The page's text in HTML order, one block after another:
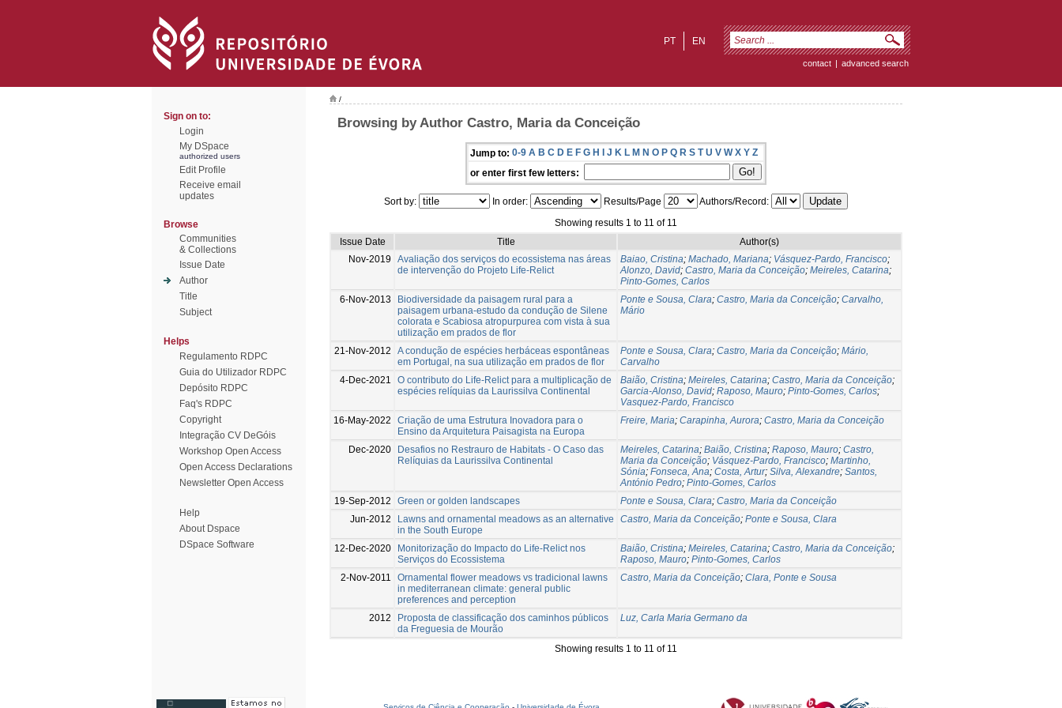
EN
PT
contact | advanced search
Sign on to:
Login
My DSpace
authorized users
Edit Profile
Receive email
updates
Browse
Communities
& Collections
Issue Date
Author
Title
Subject
Helps
Regulamento RDPC
Guia do Utilizador RDPC
Depósito RDPC
Faq's RDPC
Copyright
Integração CV DeGóis
Workshop Open Access
Open Access Declarations
Newsletter Open Access
Help
About Dspace
DSpace Software
/
Browsing by Author Castro, Maria da Conceição
Jump to: 0-9 A B C D E F G H I J K L M N O P Q R S T U V W X Y Z
or enter first few letters:
Sort by: In order: Results/Page
Authors/Record:
Showing results 1 to 11 of 11
Issue Date
Title
Author(s)
Nov-2019
Avaliação dos serviços do ecossistema nas áreas
de intervenção do Projeto Life-Relict
Baiao, Cristina; Machado, Mariana; Vásquez-Pardo, Francisco;
Alonzo, David; Castro, Maria da Conceição; Meireles, Catarina;
Pinto-Gomes, Carlos
6-Nov-2013
Biodiversidade da paisagem rural para a
paisagem urbana-estudo da condução de Silene
colorata e Scabiosa atropurpurea com vista à sua
utilização em prados de flor
Ponte e Sousa, Clara; Castro, Maria da Conceição; Carvalho,
Mário
21-Nov-2012
A condução de espécies herbáceas espontâneas
em Portugal, na sua utilização em prados de flor
Ponte e Sousa, Clara; Castro, Maria da Conceição; Mário,
Carvalho
4-Dec-2021
O contributo do Life-Relict para a multiplicação de
espécies relíquias da Laurissilva Continental
Baião, Cristina; Meireles, Catarina; Castro, Maria da Conceição;
Garcia-Alonso, David; Raposo, Mauro; Pinto-Gomes, Carlos;
Vasquez-Pardo, Francisco
16-May-2022
Criação de uma Estrutura Inovadora para o
Ensino da Arquitetura Paisagista na Europa
Freire, Maria; Carapinha, Aurora; Castro, Maria da Conceição
Dec-2020
Desafios no Restrauro de Habitats - O Caso das
Relíquias da Laurissilva Continental
Meireles, Catarina; Baião, Cristina; Raposo, Mauro; Castro,
Maria da Conceição; Vásquez-Pardo, Francisco; Martinho,
Sónia; Fonseca, Ana; Costa, Artur; Silva, Alexandre; Santos,
António Pedro; Pinto-Gomes, Carlos
19-Sep-2012
Green or golden landscapes Ponte e Sousa, Clara; Castro, Maria da Conceição
Jun-2012
Lawns and ornamental meadows as an alternative
in the South Europe
Castro, Maria da Conceição; Ponte e Sousa, Clara
12-Dec-2020
Monitorização do Impacto do Life-Relict nos
Serviços do Ecossistema
Baião, Cristina; Meireles, Catarina; Castro, Maria da Conceição;
Raposo, Mauro; Pinto-Gomes, Carlos
2-Nov-2011
Ornamental flower meadows vs tradicional lawns
in mediterranean climate: general public
preferences and perception
Castro, Maria da Conceição; Clara, Ponte e Sousa
2012
Proposta de classificação dos caminhos públicos
da Freguesia de Mourão
Luz, Carla Maria Germano da
Showing results 1 to 11 of 11